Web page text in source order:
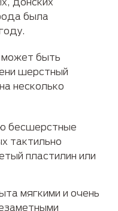
была
может быть
шерстный
несколько
бесшерстные
тактильно
пластилин или
мягкими и очень